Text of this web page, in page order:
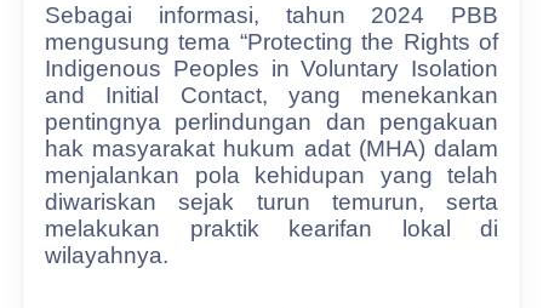
Sebagai informasi, tahun 2024 PBB
mengusung tema “Protecting the Rights of
Indigenous Peoples in Voluntary Isolation
and Initial Contact, yang menekankan
pentingnya perlindungan dan pengakuan
hak masyarakat hukum adat (MHA) dalam
menjalankan pola kehidupan yang telah
diwariskan sejak turun temurun, serta
melakukan praktik kearifan lokal di
wilayahnya.